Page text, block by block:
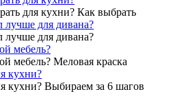
для кухни? Как выбрать
лучше для дивана?
лучше для дивана?
мебель?
мебель? Меловая краска
кухни?
кухни? Выбираем за 6 шагов